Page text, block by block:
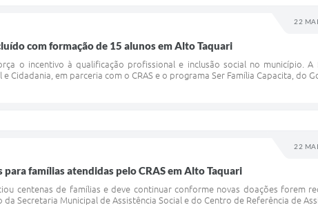
22
com formação de 15 alunos em Alto Taquari
o incentivo à qualificação profissional e inclusão social no município.
Cidadania, em parceria com o CRAS e o programa Ser Família Capacita, do
22
famílias atendidas pelo CRAS em Alto Taquari
centenas de famílias e deve continuar conforme novas doações forem
Secretaria Municipal de Assistência Social e do Centro de Referência de